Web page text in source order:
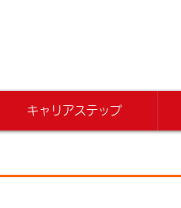
キャリアステップ